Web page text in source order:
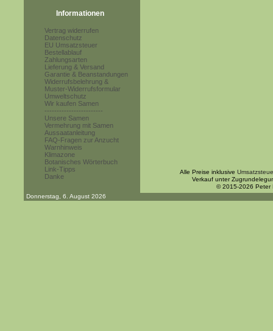
Informationen
Vertrag widerrufen
Datenschutz
EU Umsatzsteuer
Bestellablauf
Zahlungsarten
Lieferung & Versand
Garantie & Beanstandungen
Widerrufsbelehrung &
Muster-Widerrufsformular
Umweltschutz
Wir kaufen Samen
------------------------
Unsere Samen
Vermehrung mit Samen
Aussaatanleitung
FAQ-Fragen zur Anzucht
Warnhinweis
Klimazone
Botanisches Wörterbuch
Link-Tipps
Danke
Alle Preise inklusive
Verkauf unter
© 2015-2026 Peter
Donnerstag, 6. August 2026